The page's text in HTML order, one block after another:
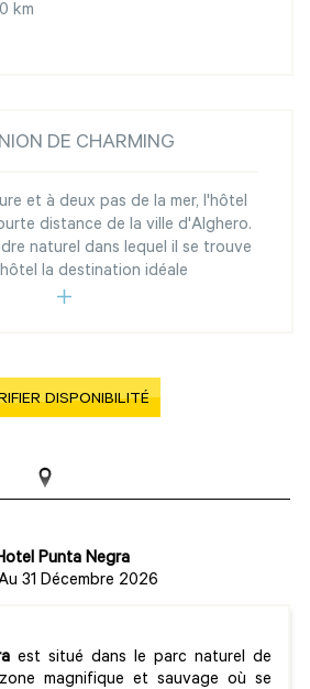
km
DE CHARMING
et à deux pas de la mer, l'hôtel
distance de la ville d'Alghero.
naturel dans lequel il se trouve
la destination idéale
DISPONIBILITÉ
Punta Negra
31 Décembre 2026
est situé dans le parc naturel de
magnifique et sauvage où se